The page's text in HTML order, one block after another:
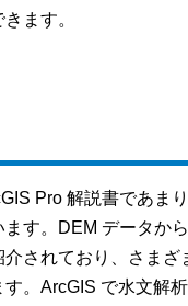
ます。
Pro 解説書であま
す。DEM データか
されており、さま
。ArcGIS で水文解